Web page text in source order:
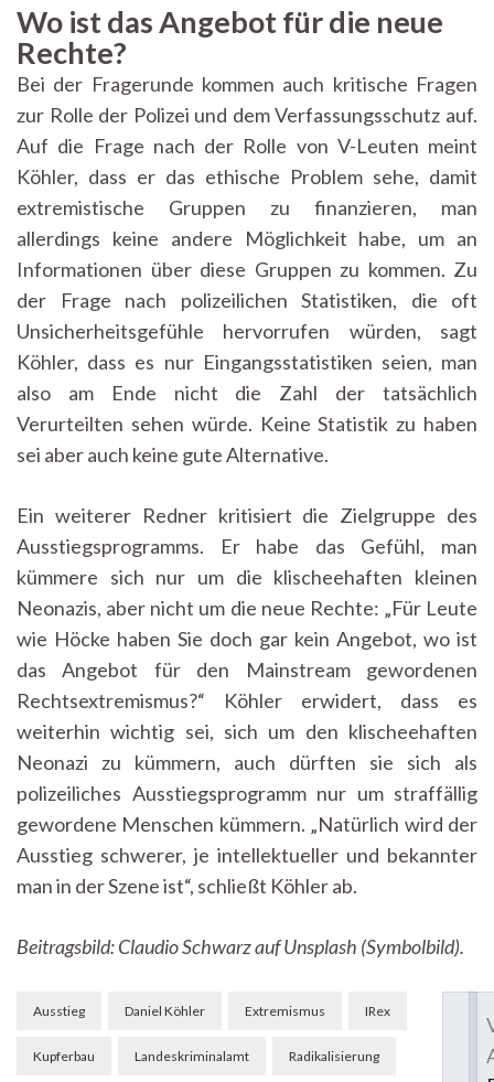
Wo ist das Angebot für die neue
Rechte?
Bei der Fragerunde kommen auch kritische Fragen
zur Rolle der Polizei und dem Verfassungsschutz auf.
Auf die Frage nach der Rolle von V-Leuten meint
Köhler, dass er das ethische Problem sehe, damit
extremistische Gruppen zu finanzieren, man
allerdings keine andere Möglichkeit habe, um an
Informationen über diese Gruppen zu kommen. Zu
der Frage nach polizeilichen Statistiken, die oft
Unsicherheitsgefühle hervorrufen würden, sagt
Köhler, dass es nur Eingangsstatistiken seien, man
also am Ende nicht die Zahl der tatsächlich
Verurteilten sehen würde. Keine Statistik zu haben
sei aber auch keine gute Alternative.
Ein weiterer Redner kritisiert die Zielgruppe des
Ausstiegsprogramms. Er habe das Gefühl, man
kümmere sich nur um die klischeehaften kleinen
Neonazis, aber nicht um die neue Rechte: „Für Leute
wie Höcke haben Sie doch gar kein Angebot, wo ist
das Angebot für den Mainstream gewordenen
Rechtsextremismus?“ Köhler erwidert, dass es
weiterhin wichtig sei, sich um den klischeehaften
Neonazi zu kümmern, auch dürften sie sich als
polizeiliches Ausstiegsprogramm nur um straffällig
gewordene Menschen kümmern. „Natürlich wird der
Ausstieg schwerer, je intellektueller und bekannter
man in der Szene ist“, schließt Köhler ab.
Beitragsbild: Claudio Schwarz auf Unsplash (Symbolbild).
Ausstieg Daniel Köhler Extremismus IRex
Kupferbau Landeskriminalamt Radikalisierung
Beitragsnavigation